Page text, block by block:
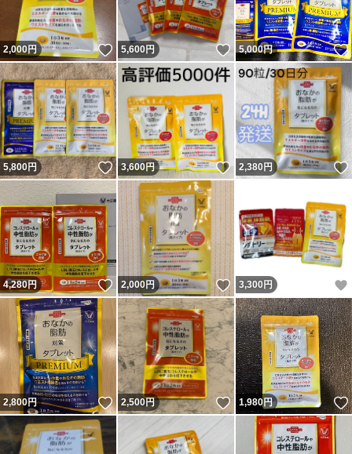
2,000円 いいね！
5,600円 いいね！
5,000円
5,800円 いいね！
3,600円 いいね！
2,380円
4,280円 いいね！
2,000円 いいね！
3,300 円
2,800円 いいね！
2,500円 いいね！
1,980円